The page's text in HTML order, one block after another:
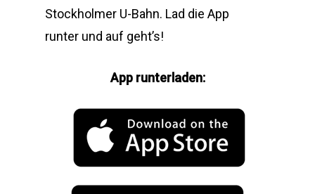
Stockholmer U-Bahn. Lad die App
runter und auf geht’s!
App runterladen: